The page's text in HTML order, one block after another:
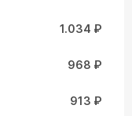
1.034 ₽
968 ₽
913 ₽